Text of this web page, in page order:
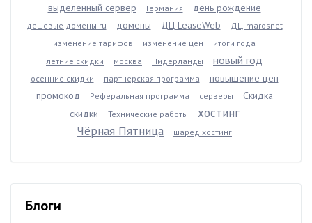
выделенный сервер Германия день рождение
дешевые домены ru домены ДЦ LeaseWeb
ДЦ marosnet
изменение тарифов
изменение цен
итоги года
летние скидки
москва Нидерланды новый год
осенние скидки партнерская программа
повышение цен
промокод
Реферальная программа серверы
Скидка
скидки
Технические работы
хостинг
Чёрная Пятница
шаред хостинг
Блоги